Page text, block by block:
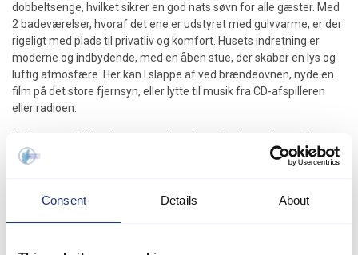
Consent Details About
dobbeltsenge, hvilket sikrer en god nats søvn for alle gæster. Med
2 badeværelser, hvoraf det ene er udstyret med gulvvarme, er der
rigeligt med plads til privatliv og komfort. Husets indretning er
moderne og indbydende, med en åben stue, der skaber en lys og
luftig atmosfære. Her kan I slappe af ved brændeovnen, nyde en
film på det store fjernsyn, eller lytte til musik fra CD-afspilleren
eller radioen.
Køkkenet er fuldt udstyret med moderne faciliteter, herunder
opvaskemaskine, mikrobølgeovn, keramisk komfur og en
måltider eller bare slappe af i solen. Terrassen er også udstyret
med en grill, så I kan nyde hyggelige grillaftener med familie og